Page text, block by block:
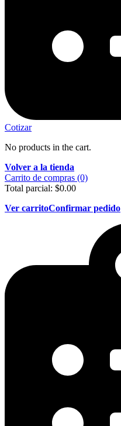
Cotizar
No products in the cart.
Volver a la tienda
Carrito de compras (0)
Total parcial: $0.00
Ver carritoConfirmar pedido